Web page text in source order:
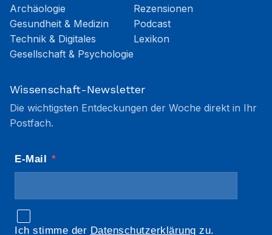
Archäologie
Gesundheit & Medizin
Technik & Digitales
Gesellschaft & Psychologie
Rezensionen
Podcast
Lexikon
Wissenschaft-Newsletter
Die wichtigsten Entdeckungen der Woche direkt in Ihr
Postfach.